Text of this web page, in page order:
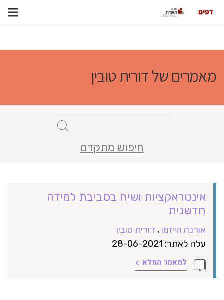
מאמרים של דורית טובין
חיפוש מתקדם
אינטראקציות ושיח בסביבת למידה
חדשנית
אורנה הייזמן , דורית טובין
עלה לאתר: 28-06-2021
למאמר המלא